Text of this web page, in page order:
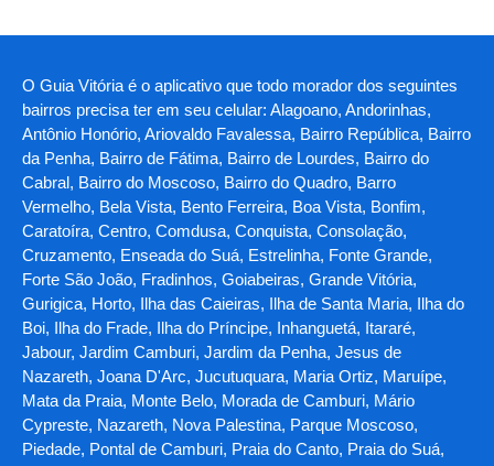
O Guia Vitória é o aplicativo que todo morador dos seguintes
bairros precisa ter em seu celular: Alagoano, Andorinhas,
Antônio Honório, Ariovaldo Favalessa, Bairro República, Bairro
da Penha, Bairro de Fátima, Bairro de Lourdes, Bairro do
Cabral, Bairro do Moscoso, Bairro do Quadro, Barro
Vermelho, Bela Vista, Bento Ferreira, Boa Vista, Bonfim,
Caratoíra, Centro, Comdusa, Conquista, Consolação,
Cruzamento, Enseada do Suá, Estrelinha, Fonte Grande,
Forte São João, Fradinhos, Goiabeiras, Grande Vitória,
Gurigica, Horto, Ilha das Caieiras, Ilha de Santa Maria, Ilha do
Boi, Ilha do Frade, Ilha do Príncipe, Inhanguetá, Itararé,
Jabour, Jardim Camburi, Jardim da Penha, Jesus de
Nazareth, Joana D'Arc, Jucutuquara, Maria Ortiz, Maruípe,
Mata da Praia, Monte Belo, Morada de Camburi, Mário
Cypreste, Nazareth, Nova Palestina, Parque Moscoso,
Piedade, Pontal de Camburi, Praia do Canto, Praia do Suá,